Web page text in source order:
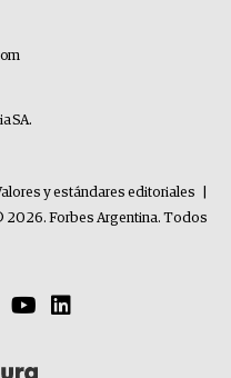
SA.
y estándares editoriales
2026. Forbes Argentina. Todos